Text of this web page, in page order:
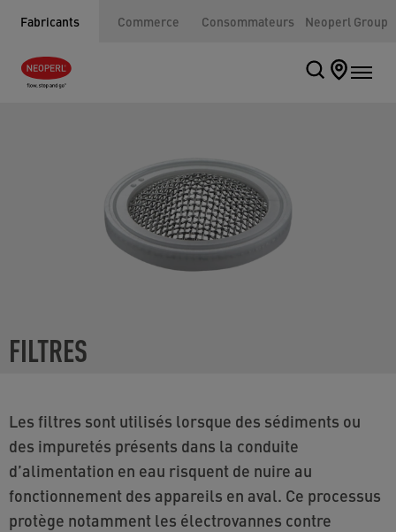
Fabricants Commerce Consommateurs Neoperl Group
FILTRES
Les filtres sont utilisés lorsque des sédiments ou
des impuretés présents dans la conduite
d’alimentation en eau risquent de nuire au
fonctionnement des appareils en aval. Ce processus
protège notamment les électrovannes contre